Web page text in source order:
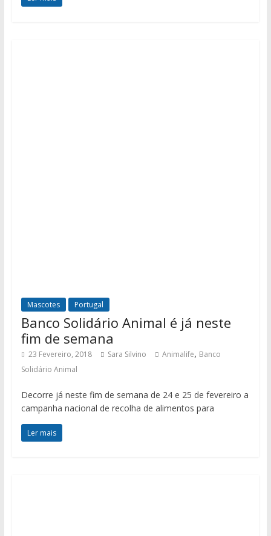
Mascotes Portugal
Banco Solidário Animal é já neste
fim de semana
23 Fevereiro, 2018 Sara Silvino Animalife, Banco
Solidário Animal
Decorre já neste fim de semana de 24 e 25 de fevereiro a
campanha nacional de recolha de alimentos para
Ler mais